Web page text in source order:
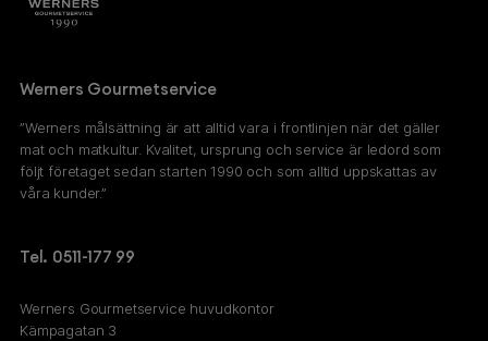
Werners Gourmetservice
”Werners målsättning är att alltid vara i frontlinjen när det gäller
mat och matkultur. Kvalitet, ursprung och service är ledord som
följt företaget sedan starten 1990 och som alltid uppskattas av
våra kunder.”
Tel. 0511-177 99
Werners Gourmetservice huvudkontor
Kämpagatan 3